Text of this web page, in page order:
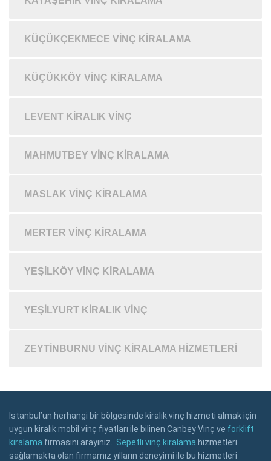
KÜÇÜKÇEKMECE VINÇ KIRALAMA
KÜÇÜKKÖY VINÇ KIRALAMA
LEVENT KIRALIK VINÇ
MAHMUTBEY VINÇ KIRALAMA
MASLAK VINÇ KIRALAMA
MERTER VINÇ KIRALAMA
YEŞILKÖY VINÇ KIRALAMA
YEŞILYURT KIRALIK VINÇ
ZEYTINBURNU VINÇ KIRALAMA HIZMETLERI
İstanbul’un herhangi bir bölgesinde kiralık vinç hizmeti almak için
uygun kiralık mobil vinç fiyatları ile bilinen Canbey Vinç ve forklift
kiralama firmasını arayınız. Sepetli vinç kiralama hizmetleri
sağlamakta olan firmamız yılların deneyimi ile bu hizmetleri